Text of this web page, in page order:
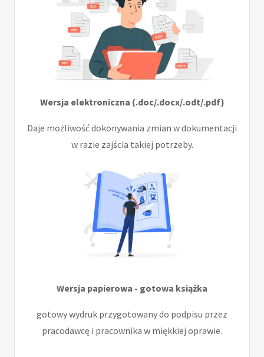
Wersja elektroniczna (.doc/.docx/.odt/.pdf)
Daje możliwość dokonywania zmian w dokumentacji
w razie zajścia takiej potrzeby.
Wersja papierowa - gotowa książka
gotowy wydruk przygotowany do podpisu przez
pracodawcę i pracownika w miękkiej oprawie.